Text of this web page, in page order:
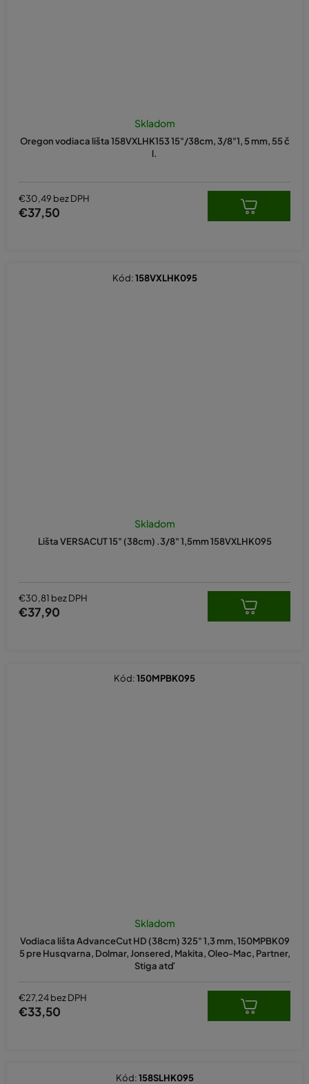
Oregon vodiaca lišta 158VXLHK153 15"/38cm, 3/8"1, 5 mm, 55 č
l.
Skladom
€30,49 bez DPH
€37,50
Lišta VERSACUT 15" (38cm) .3/8" 1,5mm 158VXLHK095
Skladom
€30,81 bez DPH
€37,90
Kód:158VXLHK095
Vodiaca lišta AdvanceCut HD (38cm) 325" 1,3 mm, 150MPBK09
5 pre Husqvarna, Dolmar, Jonsered, Makita, Oleo-Mac, Partner,
Stiga atď
Skladom
€27,24 bez DPH
€33,50
Kód:150MPBK095
Kód:158SLHK095